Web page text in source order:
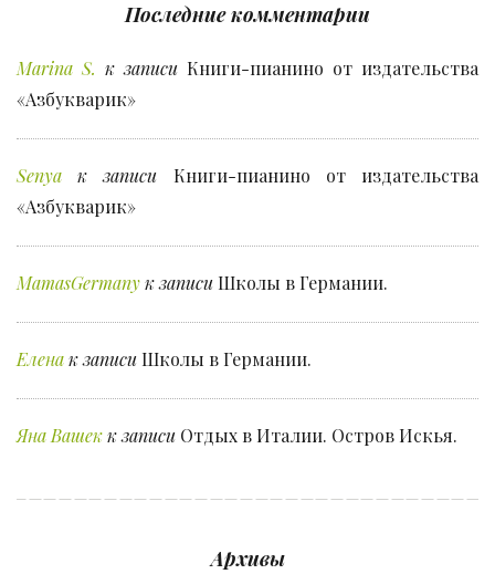
Последние комментарии
Marina S. к записи Книги-пианино от издательства
«Азбукварик»
Senya к записи Книги-пианино от издательства
«Азбукварик»
MamasGermanyк записиШколы в Германии.
Еленак записиШколы в Германии.
Яна Вашекк записи Отдых в Италии. Остров Искья.
Архивы